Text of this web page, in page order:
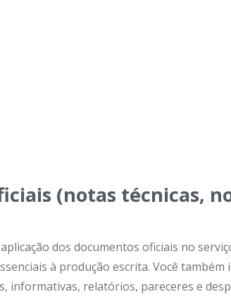
(notas técnicas,
dos documentos oficiais no
à produção escrita. Você
informativas, relatórios, pareceres e